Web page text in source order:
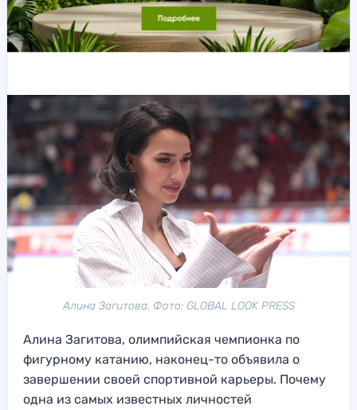
Алина Загитова. Фото: GLOBAL LOOK PRESS
Алина Загитова, олимпийская чемпионка по
фигурному катанию, наконец-то объявила о
завершении своей спортивной карьеры. Почему
одна из самых известных личностей